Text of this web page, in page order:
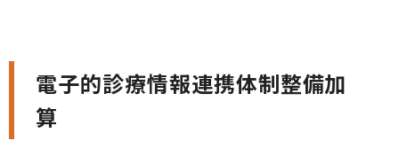
電子的診療情報連携体制整備加
算